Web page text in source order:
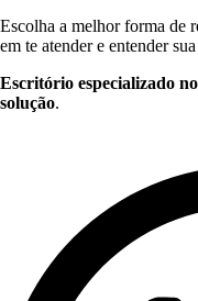
Escolha a melhor forma de
em te atender e entender
Escritório especializado
solução.